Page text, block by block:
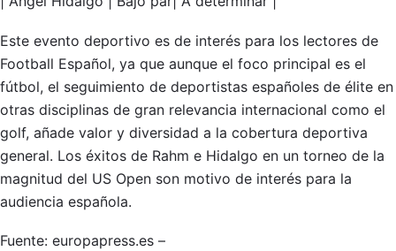
Este evento deportivo es de interés para los lectores de
Football Español, ya que aunque el foco principal es el
fútbol, el seguimiento de deportistas españoles de élite en
otras disciplinas de gran relevancia internacional como el
golf, añade valor y diversidad a la cobertura deportiva
general. Los éxitos de Rahm e Hidalgo en un torneo de la
magnitud del US Open son motivo de interés para la
audiencia española.
Fuente: europapress.es –